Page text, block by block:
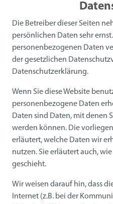
Die Betreiber dieser Seiten
persönlichen Daten sehr
personenbezogenen Daten
der gesetzlichen
Datenschutzerklärung.
Wenn Sie diese Website
personenbezogene Daten
Daten sind Daten, mit denen
werden können. Die
erläutert, welche Daten wir
nutzen. Sie erläutert auch,
geschieht.
Wir weisen darauf hin, dass
Internet (z.B. bei der